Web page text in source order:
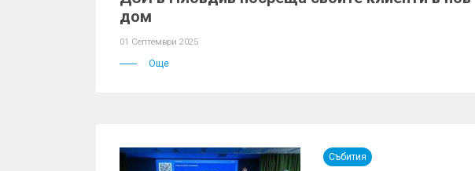
дом
01 Септември 2025
Още
Събития